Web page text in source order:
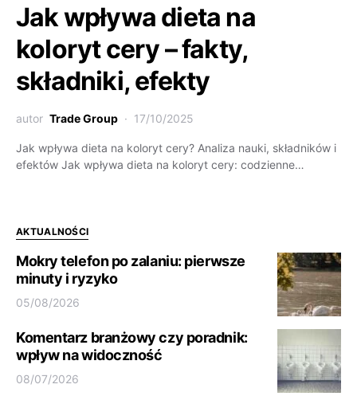
Jak wpływa dieta na
koloryt cery – fakty,
składniki, efekty
autor Trade Group 17/10/2025
Jak wpływa dieta na koloryt cery? Analiza nauki, składników i
efektów Jak wpływa dieta na koloryt cery: codzienne…
AKTUALNOŚCI
Mokry telefon po zalaniu: pierwsze
minuty i ryzyko
05/08/2026
Komentarz branżowy czy poradnik:
wpływ na widoczność
08/07/2026